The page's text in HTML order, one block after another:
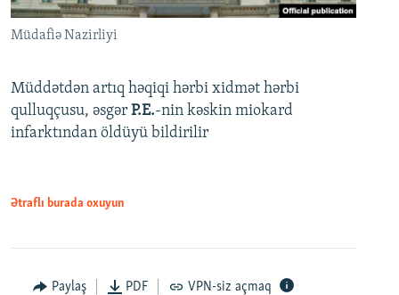
Müdafiə Nazirliyi
Müddətdən artıq həqiqi hərbi xidmət hərbi
qulluqçusu, əsgər P.E.-nin kəskin miokard
infarktından öldüyü bildirilir
Ətraflı burada oxuyun
Paylaş PDF VPN-siz açmaq